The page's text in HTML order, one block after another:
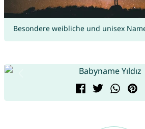
Besondere weibliche und unisex